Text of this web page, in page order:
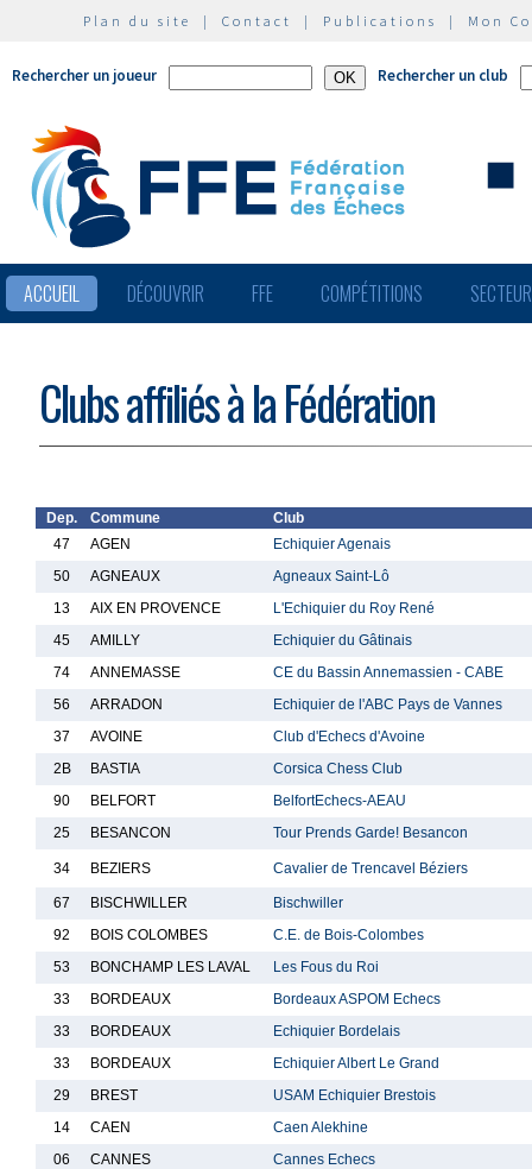
Plan du site | Contact | Publications | Mon
Rechercher un joueur Rechercher un club
ACCUEIL DÉCOUVRIR FFE COMPÉTITIONS
Clubs affiliés à la Fédération
Dep. Commune
Club
47
AGEN
Echiquier Agenais
50
AGNEAUX
Agneaux Saint-Lô
13
AIX EN PROVENCE
L'Echiquier du Roy René
45
AMILLY
Echiquier du Gâtinais
74
ANNEMASSE
CE du Bassin Annemassien - CABE
56
ARRADON
Echiquier de l'ABC Pays de Vannes
37
AVOINE
Club d'Echecs d'Avoine
2B
BASTIA
Corsica Chess Club
90
BELFORT
BelfortEchecs-AEAU
25
BESANCON Tour Prends Garde! Besancon
34 BEZIERS Cavalier de Trencavel Béziers
67 BISCHWILLER
Bischwiller
92
BOIS COLOMBES
C.E. de Bois-Colombes
53
BONCHAMP LES LAVAL
Les Fous du Roi
33
BORDEAUX
Bordeaux ASPOM Echecs
33
BORDEAUX
Echiquier Bordelais
33
BORDEAUX
Echiquier Albert Le Grand
29
BREST
USAM Echiquier Brestois
14
CAEN
Caen Alekhine
06
CANNES
Cannes Echecs